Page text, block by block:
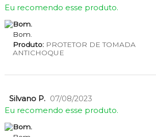
Eu recomendo esse produto.
Bom.
Bom.
Produto:PROTETOR DE TOMADA
ANTICHOQUE
Silvano P. 07/08/2023
Eu recomendo esse produto.
Bom.